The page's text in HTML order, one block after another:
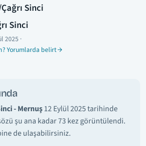
Sinci
Sinci
2025 ·
Yorumlarda belirt
- Mernuş12 Eylül 2025 tarihinde
şu ana kadar 73 kez görüntülendi.
de ulaşabilirsiniz.